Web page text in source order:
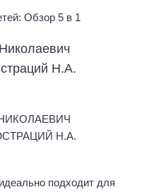
Н.А.
подходит для